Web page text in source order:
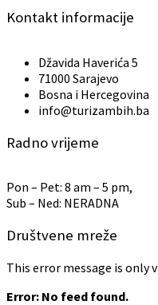
Kontakt informacije
Džavida Haverića 5
71000 Sarajevo
Bosna i Hercegovina
info@turizambih.ba
Radno vrijeme
Pon – Pet: 8 am – 5 pm,
Sub – Ned: NERADNA
Društvene mreže
This error message is only
Error: No feed found.